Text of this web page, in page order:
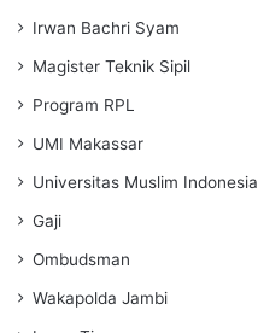
Irwan Bachri Syam
Magister Teknik Sipil
Program RPL
UMI Makassar
Universitas Muslim Indonesia
Gaji
Ombudsman
Wakapolda Jambi